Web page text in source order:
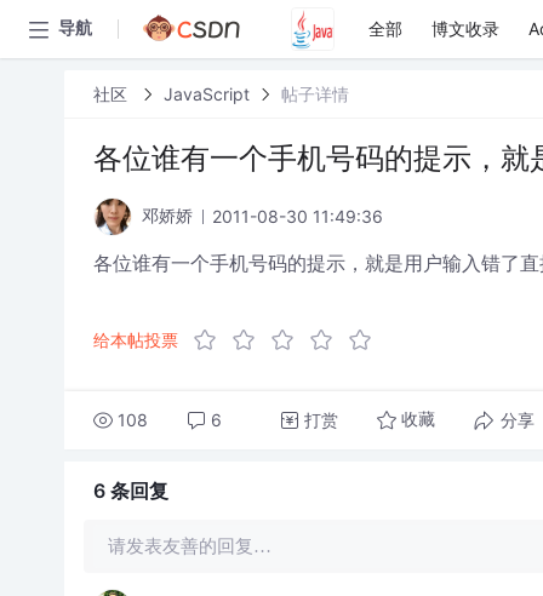
导航 全部 博文收录
社区 JavaScript 帖子详情
各位谁有一个手机号码的提示，就
邓娇娇 2011-08-30 11:49:36
各位谁有一个手机号码的提示，就是用户输入错了
给本帖投票
108 6 打赏 收藏 分享
6 条回复
请发表友善的回复…